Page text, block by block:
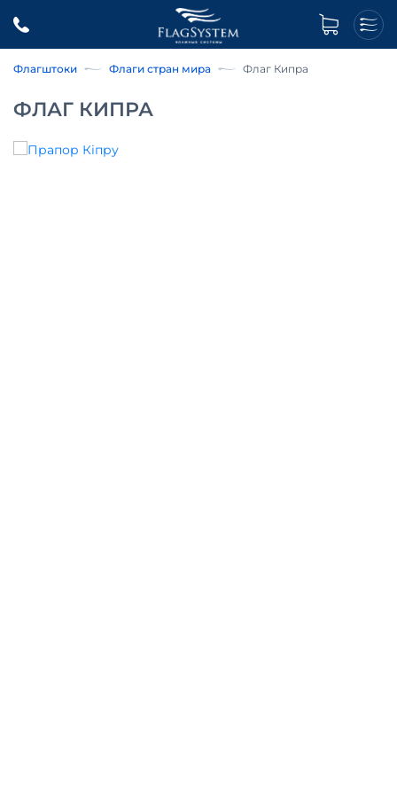
Флагштоки Флаги стран мира Флаг Кипра
ФЛАГ КИПРА